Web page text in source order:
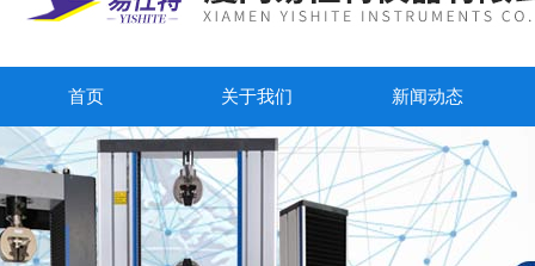
首页 关于我们 新闻动态